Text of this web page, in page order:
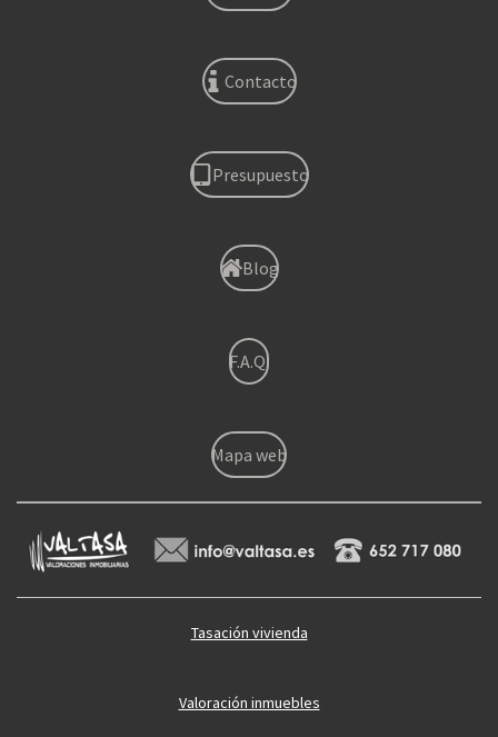
Contacto
Presupuesto
Blog
F.A.Q.
Mapa web
Tasación vivienda
Valoración inmuebles